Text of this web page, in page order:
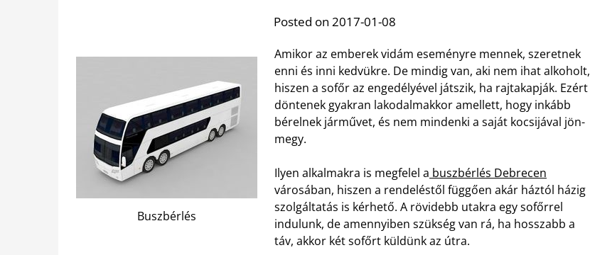
Posted on 2017-01-08
Buszbérlés
Amikor az emberek vidám eseményre mennek, szeretnek
enni és inni kedvükre. De mindig van, aki nem ihat alkoholt,
hiszen a sofőr az engedélyével játszik, ha rajtakapják. Ezért
döntenek gyakran lakodalmakkor amellett, hogy inkább
bérelnek járművet, és nem mindenki a saját kocsijával jön-
megy.
Ilyen alkalmakra is megfelel a buszbérlés Debrecen
városában, hiszen a rendeléstől függően akár háztól házig
szolgáltatás is kérhető. A rövidebb utakra egy sofőrrel
indulunk, de amennyiben szükség van rá, ha hosszabb a
táv, akkor két sofőrt küldünk az útra.